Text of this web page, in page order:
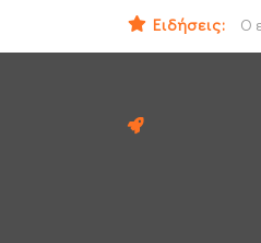
Ειδήσεις:
Ο